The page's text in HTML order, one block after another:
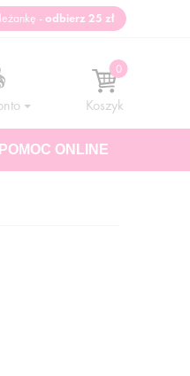
Koszyk
POMOC ONLINE
-odbierz 25 zł